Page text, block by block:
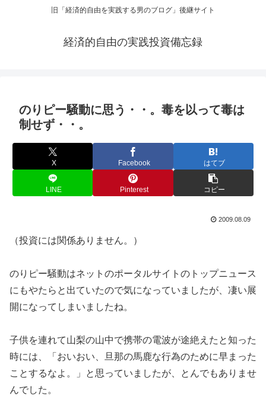
旧「経済的自由を実践する男のブログ」後継サイト
経済的自由の実践投資備忘録
のりピー騒動に思う・・。毒を以って毒は
制せず・・。
X Facebook はてブ
LINE Pinterest コピー
2009.08.09
（投資には関係ありません。）
のりピー騒動はネットのポータルサイトのトップニュース
にもやたらと出ていたので気になっていましたが、凄い展
開になってしまいましたね。
子供を連れて山梨の山中で携帯の電波が途絶えたと知った
時には、「おいおい、旦那の馬鹿な行為のために早まった
ことするなよ。」と思っていましたが、とんでもありませ
んでした。